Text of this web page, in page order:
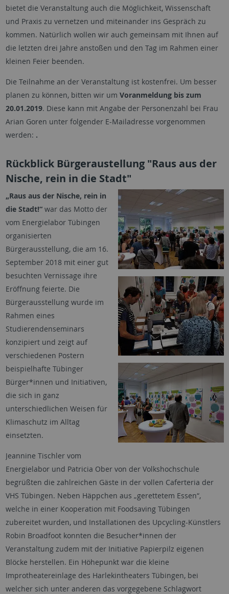
bietet die Veranstaltung auch die Möglichkeit, Wissenschaft
und Praxis zu vernetzen und miteinander ins Gespräch zu
kommen. Natürlich wollen wir auch gemeinsam mit Ihnen auf
die letzten drei Jahre anstoßen und den Tag im Rahmen einer
kleinen Feier beenden.
Die Teilnahme an der Veranstaltung ist kostenfrei. Um besser
planen zu können, bitten wir um Voranmeldung bis zum
20.01.2019. Diese kann mit Angabe der Personenzahl bei Frau
Arian Goren unter folgender E-Mailadresse vorgenommen
werden: .
Rückblick Bürgeraustellung "Raus aus der
Nische, rein in die Stadt"
„Raus aus der Nische, rein in
die Stadt!“ war das Motto der
vom Energielabor Tübingen
organisierten
Bürgerausstellung, die am 16.
September 2018 mit einer gut
besuchten Vernissage ihre
Eröffnung feierte. Die
Bürgerausstellung wurde im
Rahmen eines
Studierendenseminars
konzipiert und zeigt auf
verschiedenen Postern
beispielhafte Tübinger
Bürger*innen und Initiativen,
die sich in ganz
unterschiedlichen Weisen für
Klimaschutz im Alltag
einsetzten.
Jeannine Tischler vom
Energielabor und Patricia Ober von der Volkshochschule
begrüßten die zahlreichen Gäste in der vollen Caferteria der
VHS Tübingen. Neben Häppchen aus „gerettetem Essen“,
welche in einer Kooperation mit Foodsaving Tübingen
zubereitet wurden, und Installationen des Upcycling-Künstlers
Robin Broadfoot konnten die Besucher*innen der
Veranstaltung zudem mit der Initiative Papierpilz eigenen
Blöcke herstellen. Ein Höhepunkt war die kleine
Improtheatereinlage des Harlekintheaters Tübingen, bei
welcher sich unter anderen das vorgegebene Schlagwort